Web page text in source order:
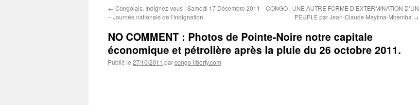
← Congolais, Indignez-vous : Samedi 17 Décembre 2011
– Journée nationale de l’indignation
CONGO : UNE AUTRE FORME D’EXTERMINATION D’UN
PEUPLE par Jean-Claude Mayima-Mbemba →
NO COMMENT : Photos de Pointe-Noire notre capitale
économique et pétrolière après la pluie du 26 octobre 2011.
Publié le 27/10/2011 parcongo-liberty.com